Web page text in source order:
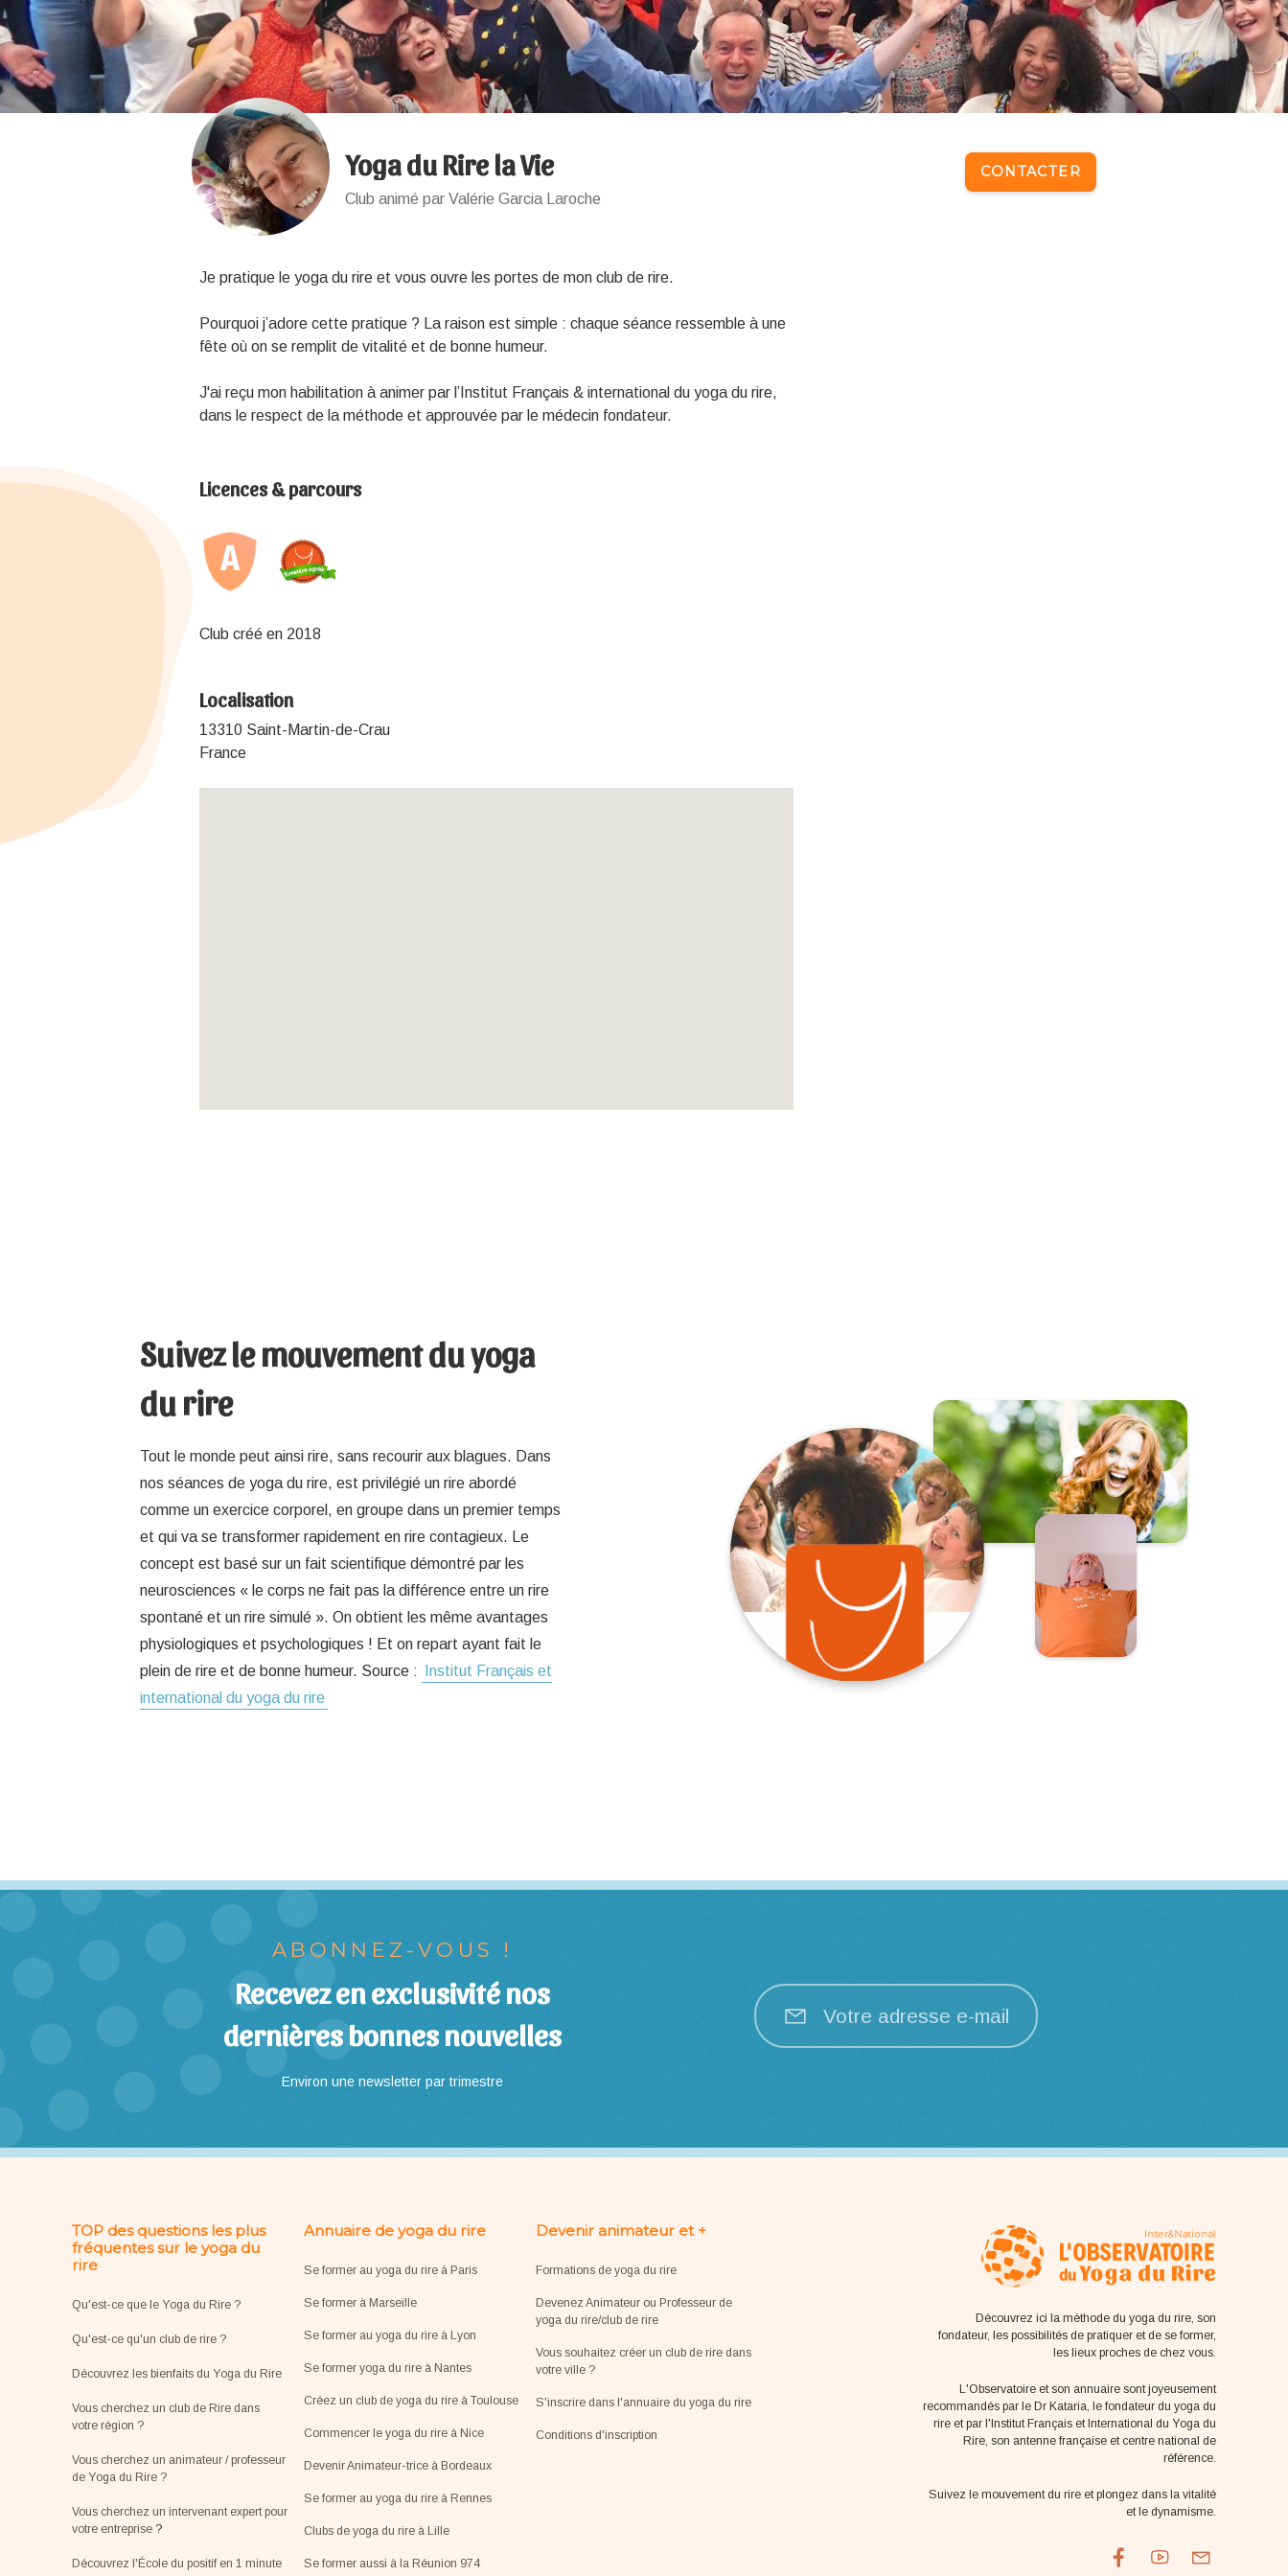
Yoga du Rire la Vie
Club animé par Valérie Garcia Laroche
CONTACTER
Je pratique le yoga du rire et vous ouvre les portes de mon club de rire.
Pourquoi j’adore cette pratique ? La raison est simple : chaque séance ressemble à une
fête où on se remplit de vitalité et de bonne humeur.
J'ai reçu mon habilitation à animer par l’Institut Français & international du yoga du rire,
dans le respect de la méthode et approuvée par le médecin fondateur.
Licences & parcours
Club créé en 2018
Localisation
13310 Saint-Martin-de-Crau
France
Suivez le mouvement du yoga
du rire
Tout le monde peut ainsi rire, sans recourir aux blagues. Dans
nos séances de yoga du rire, est privilégié un rire abordé
comme un exercice corporel, en groupe dans un premier temps
et qui va se transformer rapidement en rire contagieux. Le
concept est basé sur un fait scientifique démontré par les
neurosciences « le corps ne fait pas la différence entre un rire
spontané et un rire simulé ». On obtient les même avantages
physiologiques et psychologiques ! Et on repart ayant fait le
plein de rire et de bonne humeur. Source :
Institut Français et
international du yoga du rire
ABONNEZ-VOUS !
Recevez en exclusivité nos
dernières bonnes nouvelles
Environ une newsletter par trimestre
Votre adresse e-mail
TOP des questions les plus
fréquentes sur le yoga du
rire
Qu'est-ce que le Yoga du Rire ?
Qu'est-ce qu'un club de rire ?
Découvrez les bienfaits du Yoga du Rire
Vous cherchez un club de Rire dans
votre région ?
Vous cherchez un animateur / professeur
de Yoga du Rire ?
Vous cherchez un intervenant expert pour
votre entreprise?
Découvrez l'École du positif en 1 minute
Annuaire de yoga du rire
Se former au yoga du rire à Paris
Se former à Marseille
Se former au yoga du rire à Lyon
Se former yoga du rire à Nantes
Créez un club de yoga du rire à Toulouse
Commencer le yoga du rire à Nice
Devenir Animateur-trice à Bordeaux
Se former au yoga du rire à Rennes
Clubs de yoga du rire à Lille
Se former aussi à la Réunion 974
Devenir animateur et +
Formations de yoga du rire
Devenez Animateur ou Professeur de
yoga du rire/club de rire
Vous souhaitez créer un club de rire dans
votre ville ?
S'inscrire dans l'annuaire du yoga du rire
Conditions d'inscription
Découvrez ici la méthode du yoga du rire, son
fondateur, les possibilités de pratiquer et de se former,
les lieux proches de chez vous.
L'Observatoire et son annuaire sont joyeusement
recommandés par le Dr Kataria, le fondateur du yoga du
rire et par l'Institut Français et International du Yoga du
Rire, son antenne française et centre national de
référence.
Suivez le mouvement du rire et plongez dans la vitalité
et le dynamisme.